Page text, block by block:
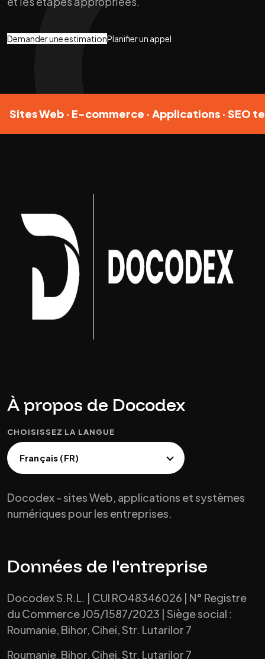
Demander une estimationPlanifier un appel
Sites Web · E-commerce · Applications · SEO
À propos de Docodex
CHOISISSEZ LA LANGUE
Docodex - sites Web, applications et systèmes
numériques pour les entreprises.
Données de l'entreprise
Docodex S.R.L. | CUI RO48346026 | N° Registre
du Commerce J05/1587/2023 | Siège social :
Roumanie, Bihor, Cihei, Str. Lutarilor 7
Roumanie, Bihor, Cihei, Str. Lutarilor 7